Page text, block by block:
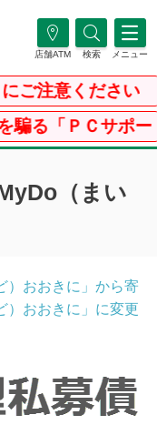
店舗ATM 検索 メニュー
意ください
ＰＣサポート詐
（まい
）おおきに」から寄
）おおきに」に変更